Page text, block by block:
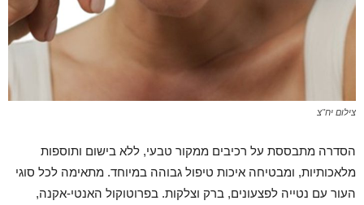
צילום יח"צ
הסדרה מתבססת על רכיבים ממקור טבעי, ללא בישום ותוספות
מלאכותיות, ומבטיחה איכות טיפול גבוהה במיוחד. מתאימה לכל סוגי
העור עם נטייה לפצעונים, ברק וצלקות. בפרוטוקול האנטי-אקנה,